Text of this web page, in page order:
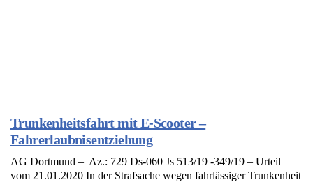
Trunkenheitsfahrt mit E-Scooter –
Fahrerlaubnisentziehung
AG Dortmund – Az.: 729 Ds-060 Js 513/19 -349/19 – Urteil
vom 21.01.2020 In der Strafsache wegen fahrlässiger Trunkenheit